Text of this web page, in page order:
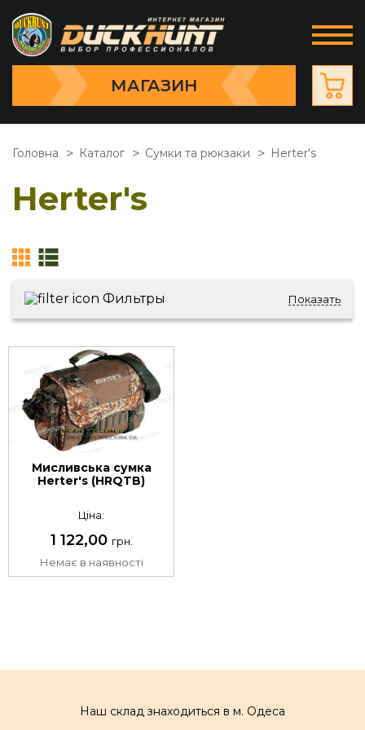
МАГАЗИН
Головна Каталог Сумки та рюкзаки Herter's
Herter's
Фильтры Показать
Мисливська сумка
Herter's (HRQTB)
Ціна:
1 122,00 грн.
Немає в наявності
Наш склад знаходиться в м. Одеса